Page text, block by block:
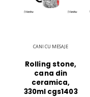
CANI CU MESAJE
Rolling stone,
cana din
ceramica,
330ml cgs1403